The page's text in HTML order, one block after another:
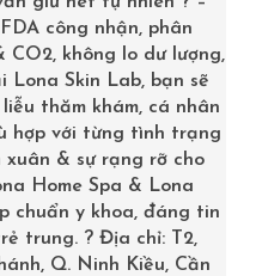
công nhận, phân
CO2, không lo dư lượng,
Lona Skin Lab, bạn sẽ
thăm khám, cá nhân
hợp với từng tình trạng
& sự rạng rỡ cho
Home Spa & Lona
chuẩn y khoa, đáng tin
trung. ? Địa chỉ: T2,
Q. Ninh Kiều, Cần